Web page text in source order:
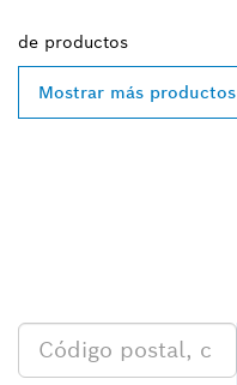
de productos
Mostrar más productos